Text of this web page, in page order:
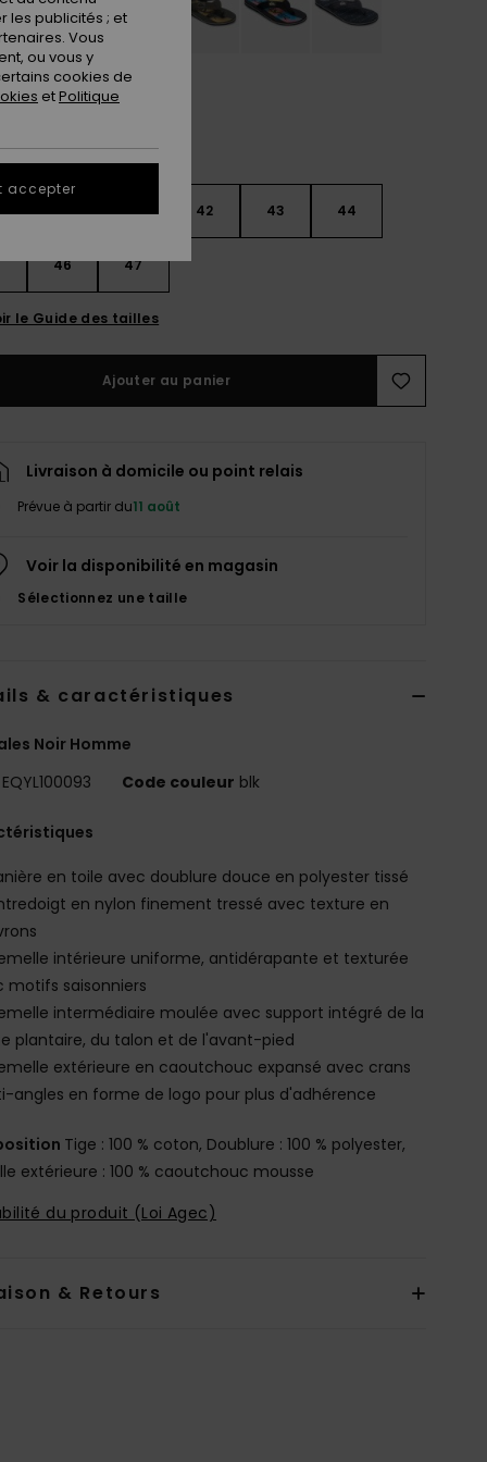
40 41 42 43 44
46 47
le Guide des tailles
Ajouter au panier
Livraison à domicile ou point relais
Prévue à partir du11 août
Voir la disponibilité en magasin
Sélectionnez une taille
& caractéristiques
Noir Homme
EQYL100093 Code couleur blk
en toile avec doublure douce en polyester tissé
en nylon finement tressé avec texture en
intérieure uniforme, antidérapante et texturée
motifs saisonniers
intermédiaire moulée avec support intégré de la
plantaire, du talon et de l'avant-pied
extérieure en caoutchouc expansé avec crans
angles en forme de logo pour plus d'adhérence
Tige : 100 % coton, Doublure : 100 % polyester,
extérieure : 100 % caoutchouc mousse
du produit (Loi Agec)
& Retours
les publicités ; et
Vous
ou vous y
cookies de
etPolitique
accepter